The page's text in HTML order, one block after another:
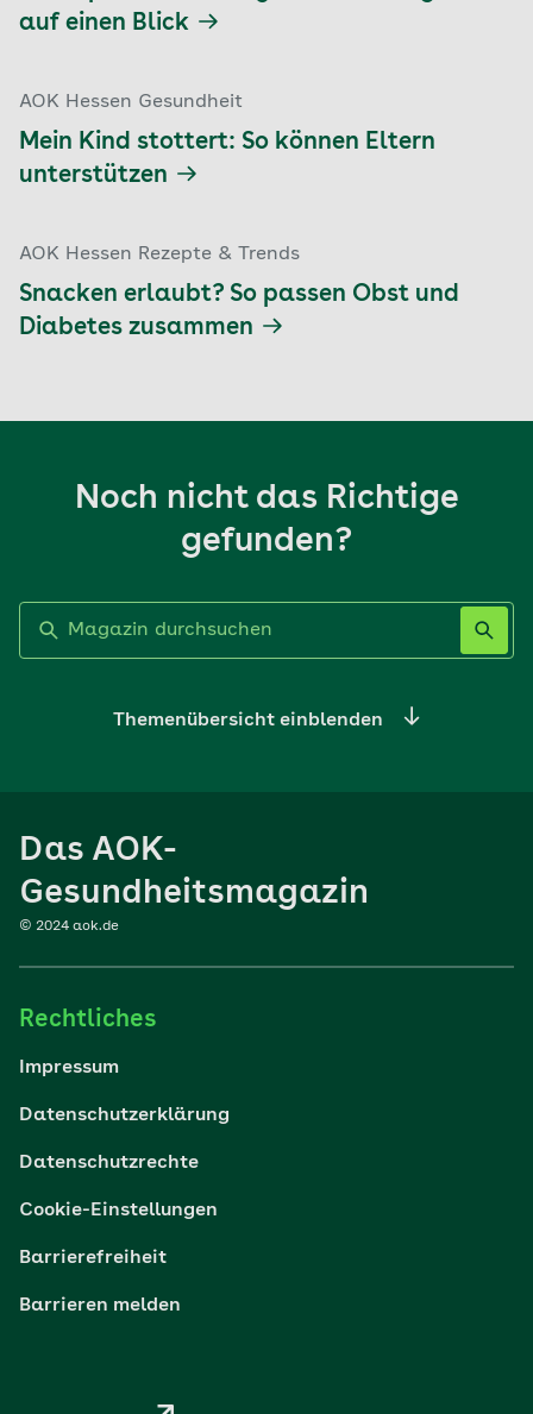
auf einen Blick
AOK Hessen Gesundheit
Mein Kind stottert: So können Eltern
unterstützen
AOK Hessen Rezepte & Trends
Snacken erlaubt? So passen Obst und
Diabetes zusammen
Noch nicht das Richtige
gefunden?
Themenübersicht einblenden
Sport
Reisen
Wohlbefinden
Digital gesund
Das AOK-
Gesundheitsmagazin
© 2024 aok.de
Rechtliches
Impressum
Datenschutzerklärung
Datenschutzrechte
Cookie-Einstellungen
Barrierefreiheit
Barrieren melden